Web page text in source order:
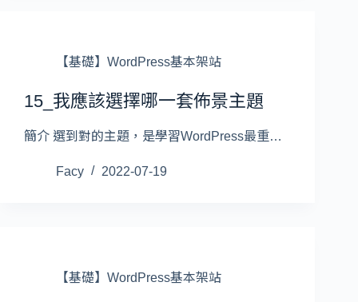
【基礎】WordPress基本架站
15_我應該選擇哪一套佈景主題
簡介 選到對的主題，是學習WordPress最重…
Facy 2022-07-19
【基礎】WordPress基本架站